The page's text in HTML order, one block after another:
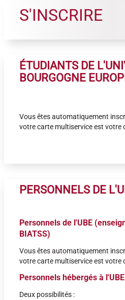
S'INSCRIRE
ÉTUDIANTS DE
BOURGOGNE
Vous êtes automatiquement
votre carte multiservice est votre
PERSONNELS DE
Personnels de l'UBE
BIATSS)
Vous êtes automatiquement
votre carte multiservice est votre
Personnels hébergés à
Deux possibilités :